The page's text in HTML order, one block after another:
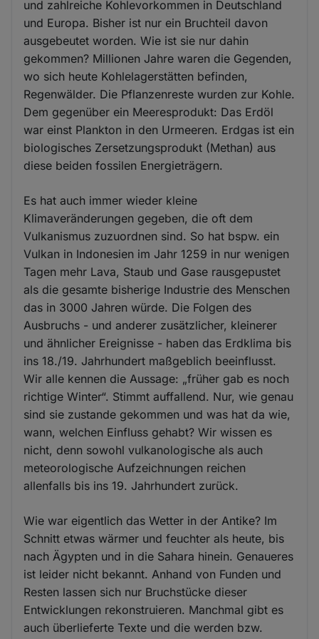
und zahlreiche Kohlevorkommen in Deutschland
und Europa. Bisher ist nur ein Bruchteil davon
ausgebeutet worden. Wie ist sie nur dahin
gekommen? Millionen Jahre waren die Gegenden,
wo sich heute Kohlelagerstätten befinden,
Regenwälder. Die Pflanzenreste wurden zur Kohle.
Dem gegenüber ein Meeresprodukt: Das Erdöl
war einst Plankton in den Urmeeren. Erdgas ist ein
biologisches Zersetzungsprodukt (Methan) aus
diese beiden fossilen Energieträgern.
Es hat auch immer wieder kleine
Klimaveränderungen gegeben, die oft dem
Vulkanismus zuzuordnen sind. So hat bspw. ein
Vulkan in Indonesien im Jahr 1259 in nur wenigen
Tagen mehr Lava, Staub und Gase rausgepustet
als die gesamte bisherige Industrie des Menschen
das in 3000 Jahren würde. Die Folgen des
Ausbruchs - und anderer zusätzlicher, kleinerer
und ähnlicher Ereignisse - haben das Erdklima bis
ins 18./19. Jahrhundert maßgeblich beeinflusst.
Wir alle kennen die Aussage: „früher gab es noch
richtige Winter“. Stimmt auffallend. Nur, wie genau
sind sie zustande gekommen und was hat da wie,
wann, welchen Einfluss gehabt? Wir wissen es
nicht, denn sowohl vulkanologische als auch
meteorologische Aufzeichnungen reichen
allenfalls bis ins 19. Jahrhundert zurück.
Wie war eigentlich das Wetter in der Antike? Im
Schnitt etwas wärmer und feuchter als heute, bis
nach Ägypten und in die Sahara hinein. Genaueres
ist leider nicht bekannt. Anhand von Funden und
Resten lassen sich nur Bruchstücke dieser
Entwicklungen rekonstruieren. Manchmal gibt es
auch überlieferte Texte und die werden bzw.